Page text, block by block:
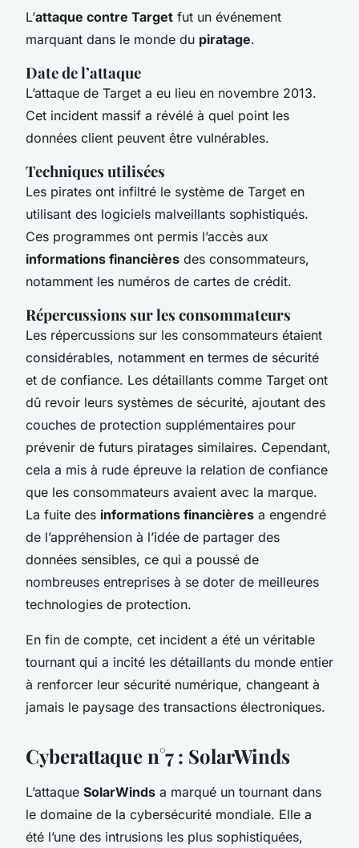
L’attaque contre Target fut un événement
marquant dans le monde du piratage.
Date de l’attaque
L’attaque de Target a eu lieu en novembre 2013.
Cet incident massif a révélé à quel point les
données client peuvent être vulnérables.
Techniques utilisées
Les pirates ont infiltré le système de Target en
utilisant des logiciels malveillants sophistiqués.
Ces programmes ont permis l’accès aux
informations financières des consommateurs,
notamment les numéros de cartes de crédit.
Répercussions sur les consommateurs
Les répercussions sur les consommateurs étaient
considérables, notamment en termes de sécurité
et de confiance. Les détaillants comme Target ont
dû revoir leurs systèmes de sécurité, ajoutant des
couches de protection supplémentaires pour
prévenir de futurs piratages similaires. Cependant,
cela a mis à rude épreuve la relation de confiance
que les consommateurs avaient avec la marque.
La fuite des informations financières a engendré
de l’appréhension à l’idée de partager des
données sensibles, ce qui a poussé de
nombreuses entreprises à se doter de meilleures
technologies de protection.
En fin de compte, cet incident a été un véritable
tournant qui a incité les détaillants du monde entier
à renforcer leur sécurité numérique, changeant à
jamais le paysage des transactions électroniques.
Cyberattaque n°7 : SolarWinds
L’attaque SolarWinds a marqué un tournant dans
le domaine de la cybersécurité mondiale. Elle a
été l’une des intrusions les plus sophistiquées,